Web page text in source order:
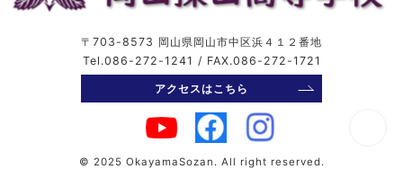
〒703-8573 岡山県岡山市中区浜４１２番地
Tel.086-272-1241 / FAX.086-272-1721
アクセスはこちら
© 2025 OkayamaSozan. All right reserved.